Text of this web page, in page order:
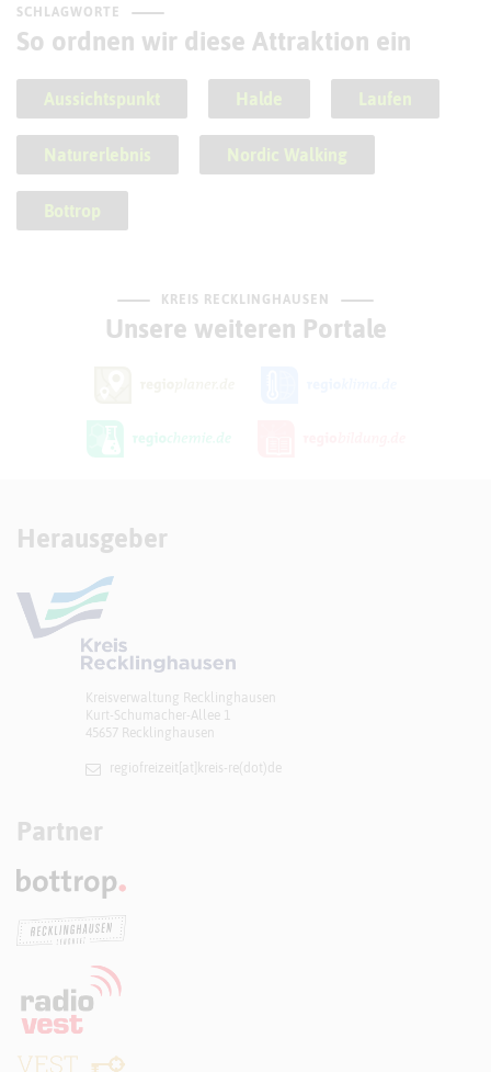
SCHLAGWORTE
So ordnen wir diese Attraktion ein
Aussichtspunkt Halde Laufen
Naturerlebnis Nordic Walking
Bottrop
KREIS RECKLINGHAUSEN
Unsere weiteren Portale
Herausgeber
Kreisverwaltung Recklinghausen
Kurt-Schumacher-Allee 1
45657 Recklinghausen
regiofreizeit[at]​kreis-re(dot)de
Partner